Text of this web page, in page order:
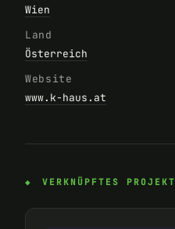
Wien
Land
Österreich
Website
www.k-haus.at
VERKNÜPFTES PROJEKT